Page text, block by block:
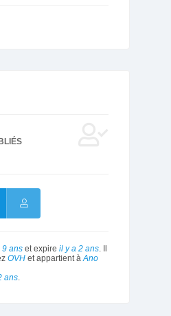
9 ans et expire il y a 2 ans. Il
OVH et appartient àAno
ans.